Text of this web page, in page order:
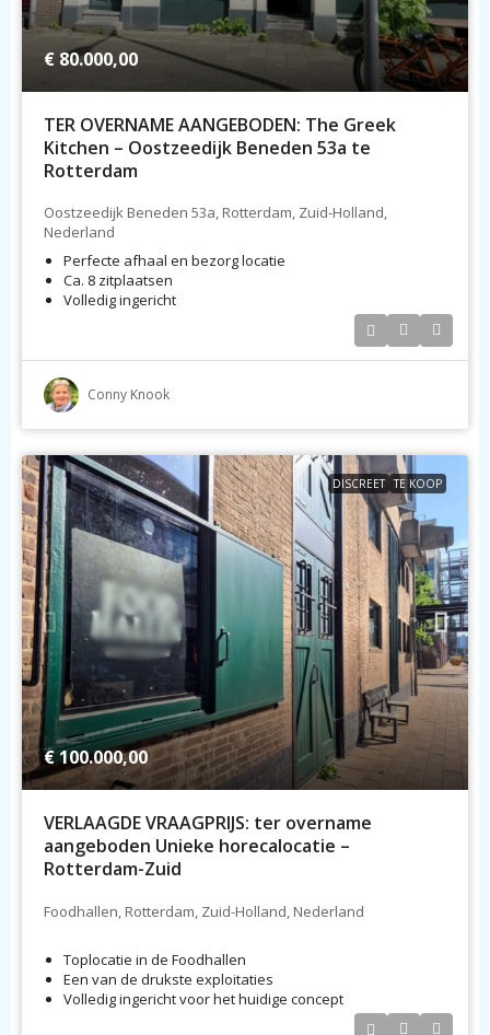
€ 80.000,00
TER OVERNAME AANGEBODEN: The Greek
Kitchen – Oostzeedijk Beneden 53a te
Rotterdam
Oostzeedijk Beneden 53a, Rotterdam, Zuid-Holland,
Nederland
Perfecte afhaal en bezorg locatie
Ca. 8 zitplaatsen
Volledig ingericht
Conny Knook
DISCREET TE KOOP
€ 100.000,00
VERLAAGDE VRAAGPRIJS: ter overname
aangeboden Unieke horecalocatie –
Rotterdam-Zuid
Foodhallen, Rotterdam, Zuid-Holland, Nederland
Toplocatie in de Foodhallen
Een van de drukste exploitaties
Volledig ingericht voor het huidige concept